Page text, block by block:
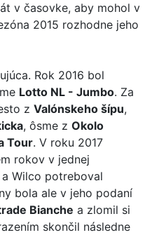
v časovke, aby mohol v
2015 rozhodne jeho
Rok 2016 bol
Lotto NL - Jumbo. Za
z Valónskeho šípu,
, ôsme z Okolo
Tour. V roku 2017
rokov v jednej
Wilco potreboval
bola ale v jeho podaní
Bianche a zlomil si
skončil následne